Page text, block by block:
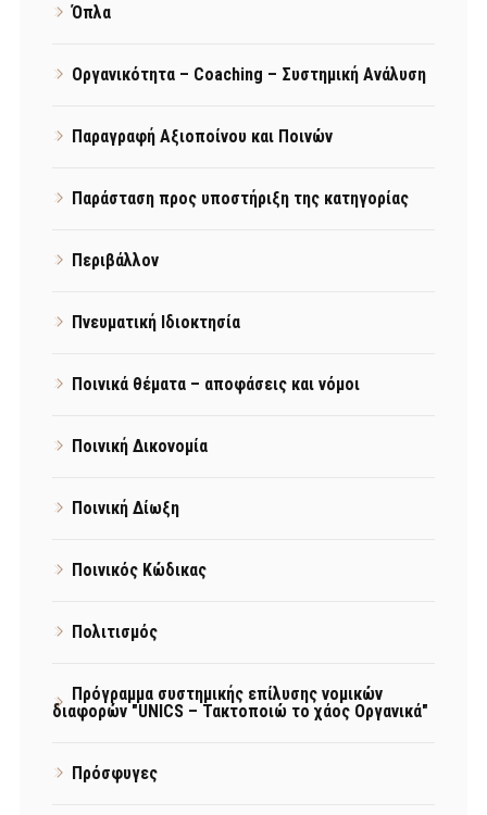
Όπλα
Οργανικότητα – Coaching – Συστημική Ανάλυση
Παραγραφή Αξιοποίνου και Ποινών
Παράσταση προς υποστήριξη της κατηγορίας
Περιβάλλον
Πνευματική Ιδιοκτησία
Ποινικά θέματα – αποφάσεις και νόμοι
Ποινική Δικονομία
Ποινική Δίωξη
Ποινικός Κώδικας
Πολιτισμός
Πρόγραμμα συστημικής επίλυσης νομικών
διαφορών "UNICS – Τακτοποιώ το χάος Οργανικά"
Πρόσφυγες